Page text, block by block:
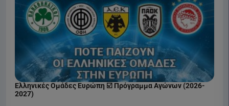
Ελληνικές Ομάδες Ευρώπη ☑️ Πρόγραμμα Αγώνων (2026-
2027)